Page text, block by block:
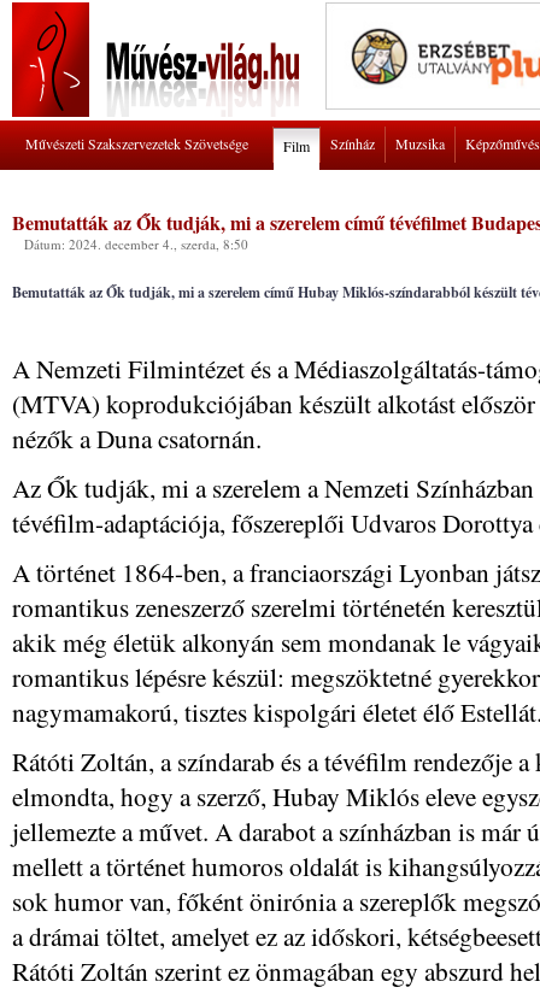
Művészeti Szakszervezetek Szövetsége Film Színház Muzsika
Bemutatták az Ők tudják, mi a szerelem című tévéfilmet
Dátum: 2024. december 4., szerda, 8:50
Bemutatták az Ők tudják, mi a szerelem című Hubay Miklós-színdarabból készült
A Nemzeti Filmintézet és a Médiaszolgáltatás-
(MTVA) koprodukciójában készült alkotást
nézők a Duna csatornán.
Az Ők tudják, mi a szerelem a Nemzeti
tévéfilm-adaptációja, főszereplői Udvaros Dorottya
A történet 1864-ben, a franciaországi Lyonban
romantikus zeneszerző szerelmi történetén
akik még életük alkonyán sem mondanak le
romantikus lépésre készül: megszöktetné
nagymamakorú, tisztes kispolgári életet élő
Rátóti Zoltán, a színdarab és a tévéfilm rendezője
elmondta, hogy a szerző, Hubay Miklós eleve
jellemezte a művet. A darabot a színházban is már
mellett a történet humoros oldalát is
sok humor van, főként önirónia a szereplők
a drámai töltet, amelyet ez az időskori,
Rátóti Zoltán szerint ez önmagában egy abszurd